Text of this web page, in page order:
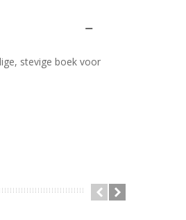
stevige boek voor